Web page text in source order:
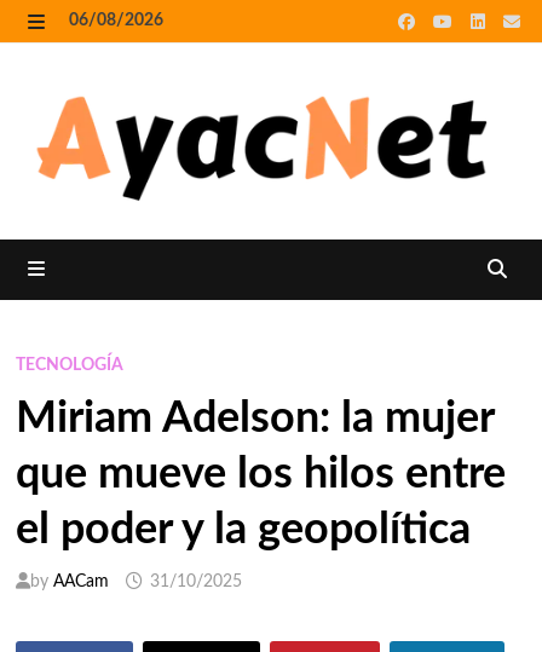
Skip
to
06/08/2026
TECNOLOGÍA
Miriam Adelson: la mujer
que mueve los hilos entre
el poder y la geopolítica
by AACam 31/10/2025